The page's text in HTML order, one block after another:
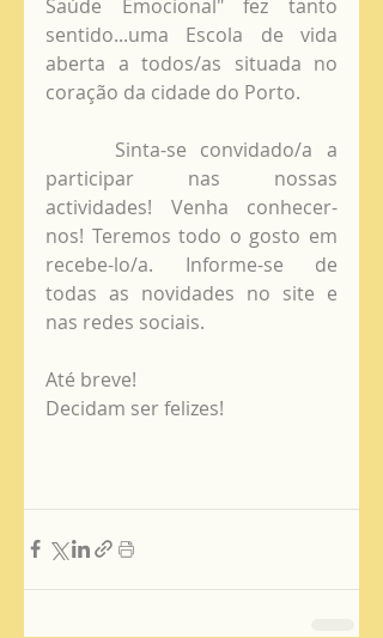
Saúde Emocional" fez tanto
sentido...uma Escola de vida
aberta a todos/as situada no
coração da cidade do Porto.
participar nas nossas
actividades! Venha conhecer-
nos! Teremos todo o gosto em
recebe-lo/a. Informe-se de
todas as novidades no site e
nas redes sociais.
Até breve!
Decidam ser felizes!